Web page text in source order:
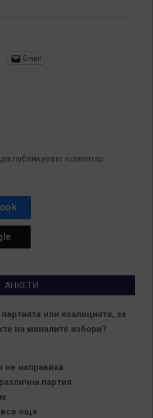
Email
публикувате коментар.
АНКЕТИ
или коалицията, за
на миналите избори?
направиха
партия
още